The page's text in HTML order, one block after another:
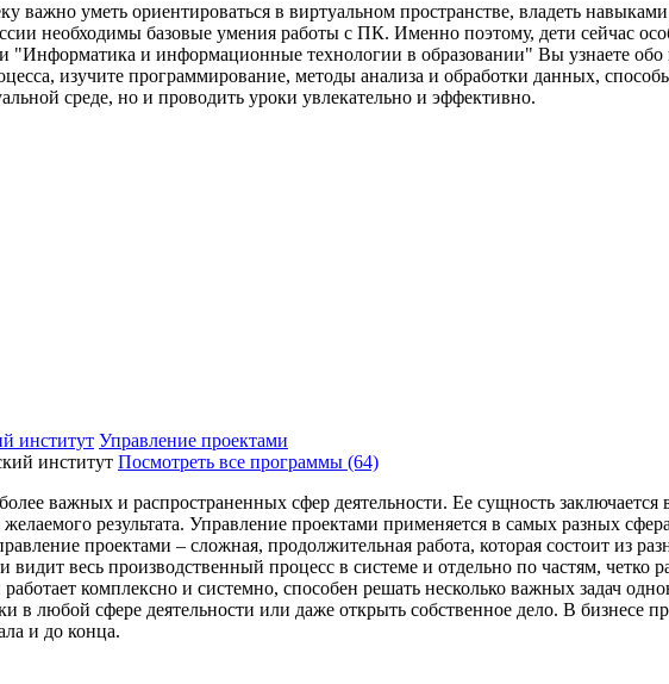
важно уметь ориентироваться в виртуальном пространстве, владеть
необходимы базовые умения работы с ПК. Именно поэтому, дети сейчас
"Информатика и информационные технологии в образовании" Вы узнаете
изучите программирование, методы анализа и обработки данных,
среде, но и проводить уроки увлекательно и эффективно.
институт Управление проектами
Посмотреть все программы (64)
важных и распространенных сфер деятельности. Ее сущность
результата. Управление проектами применяется в самых разных
проектами – сложная, продолжительная работа, которая состоит из
видит весь производственный процесс в системе и отдельно по частям, четко
работает комплексно и системно, способен решать несколько важных задач
в любой сфере деятельности или даже открыть собственное дело. В бизнесе
и до конца.